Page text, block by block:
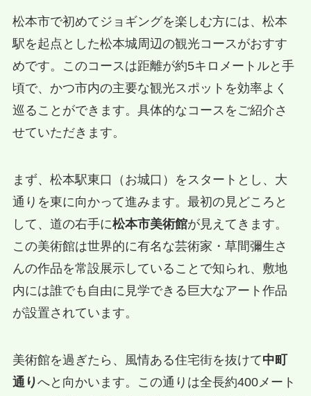
松本市で初めてジョギングを楽しむ方には、松本
駅を起点とした松本城周辺の観光コースがおすす
めです。このコースは距離が約5キロメートルと手
頃で、かつ市内の主要な観光スポットを効率よく
巡ることができます。具体的なコースをご紹介さ
せていただきます。
まず、松本駅東口（お城口）をスタートとし、大
通りを東に向かって進みます。最初の見どころと
して、道の右手に松本市美術館が見えてきます。
この美術館は世界的に有名な芸術家・草間彌生さ
んの作品を常設展示していることで知られ、敷地
内には誰でも自由に見学できる巨大なアート作品
が設置されています。
美術館を過ぎたら、風情ある住宅街を抜けて中町
通りへと向かいます。この通りは全長約400メート